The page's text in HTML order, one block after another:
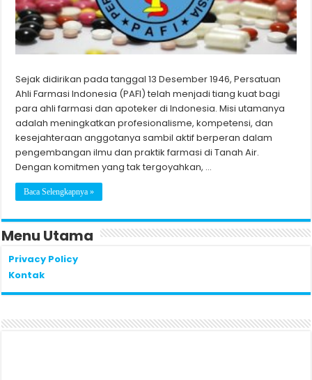
Sejak didirikan pada tanggal 13 Desember 1946, Persatuan
Ahli Farmasi Indonesia (PAFI) telah menjadi tiang kuat bagi
para ahli farmasi dan apoteker di Indonesia. Misi utamanya
adalah meningkatkan profesionalisme, kompetensi, dan
kesejahteraan anggotanya sambil aktif berperan dalam
pengembangan ilmu dan praktik farmasi di Tanah Air.
Dengan komitmen yang tak tergoyahkan, …
Baca Selengkapnya »
Menu Utama
Privacy Policy
Kontak